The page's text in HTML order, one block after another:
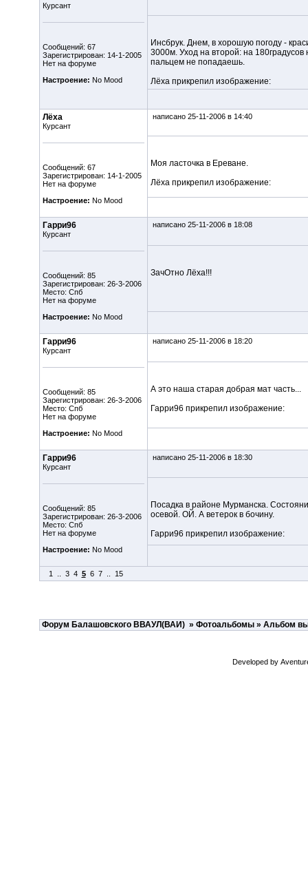
Курсант
Сообщений: 67
Зарегистрирован: 14-1-2005
Нет на форуме
Настроение: No Mood
Инсбрук. Днем, в хорошую погоду -
3000м. Уход на второй: на 180градусов
пальцем не попадаешь.
Лёха прикрепил изображение:
Лёха
Курсант
Сообщений: 67
Зарегистрирован: 14-1-2005
Нет на форуме
Настроение: No Mood
написано 25-11-2006 в 14:40
Моя ласточка в Ереване.
Лёха прикрепил изображение:
Гарри96
Курсант
Сообщений: 85
Зарегистрирован: 26-3-2006
Место: Спб
Нет на форуме
Настроение: No Mood
написано 25-11-2006 в 18:08
ЗачОтно Лёха!!!
Гарри96
Курсант
Сообщений: 85
Зарегистрирован: 26-3-2006
Место: Спб
Нет на форуме
Настроение: No Mood
написано 25-11-2006 в 18:20
А это наша старая добрая мат часть...
Гарри96 прикрепил изображение:
Гарри96
Курсант
Сообщений: 85
Зарегистрирован: 26-3-2006
Место: Спб
Нет на форуме
Настроение: No Mood
написано 25-11-2006 в 18:30
Посадка в районе Мурманска.
осевой. ОЙ. А ветерок в бочину.
Гарри96 прикрепил изображение:
1 3 4 5 6 7.. 15
Форум Балашовского ВВАУЛ(ВАИ)» Фотоальбомы» Альбом
Developed by